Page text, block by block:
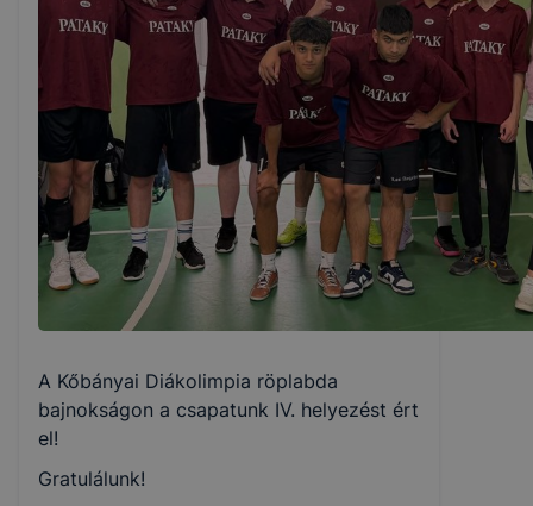
A Kőbányai Diákolimpia röplabda
bajnokságon a csapatunk IV. helyezést ért
el!
Gratulálunk!